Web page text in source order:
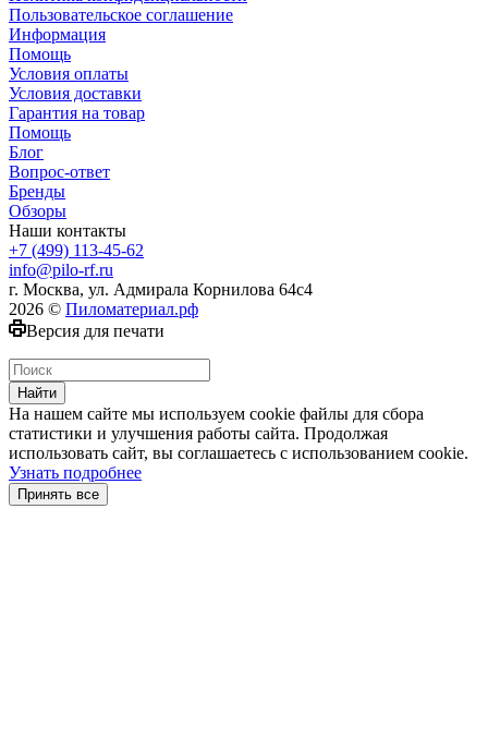
Пользовательское соглашение
Информация
Помощь
Условия оплаты
Условия доставки
Гарантия на товар
Помощь
Блог
Вопрос-ответ
Бренды
Обзоры
Наши контакты
+7 (499) 113-45-62
info@pilo-rf.ru
г. Москва, ул. Адмирала Корнилова 64с4
2026 © Пиломатериал.рф
Версия для печати
Найти
На нашем сайте мы используем cookie файлы для сбора
статистики и улучшения работы сайта. Продолжая
использовать сайт, вы соглашаетесь с использованием cookie.
Узнать подробнее
Принять все